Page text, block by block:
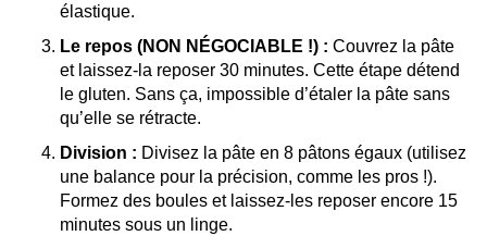
élastique.
Le repos (NON NÉGOCIABLE !) : Couvrez la pâte
et laissez-la reposer 30 minutes. Cette étape détend
le gluten. Sans ça, impossible d’étaler la pâte sans
qu’elle se rétracte.
Division : Divisez la pâte en 8 pâtons égaux (utilisez
une balance pour la précision, comme les pros !).
Formez des boules et laissez-les reposer encore 15
minutes sous un linge.